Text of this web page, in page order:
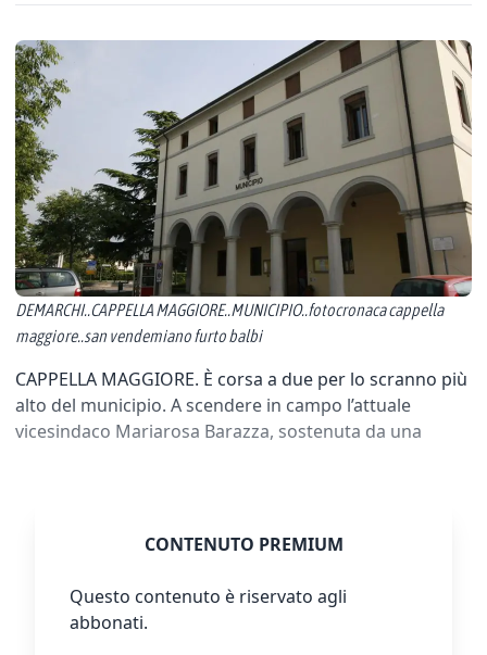
DEMARCHI..CAPPELLA MAGGIORE..MUNICIPIO..fotocronaca cappella
maggiore..san vendemiano furto balbi
CAPPELLA MAGGIORE. È corsa a due per lo scranno più
alto del municipio. A scendere in campo l’attuale
vicesindaco Mariarosa Barazza, sostenuta da una
CONTENUTO PREMIUM
Questo contenuto è riservato agli
abbonati.